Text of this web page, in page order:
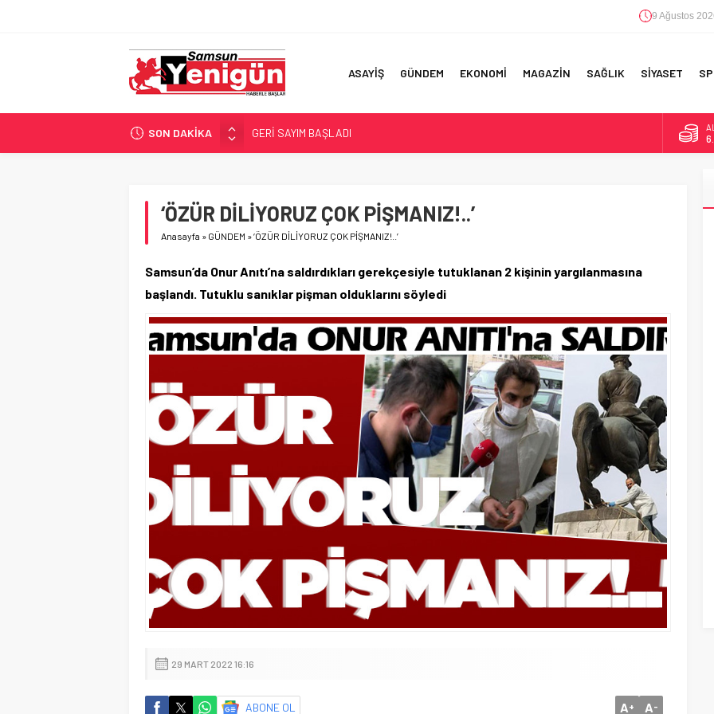
9 Ağustos
ASAYİŞ GÜNDEM EKONOMİ MAGAZİN SAĞLIK SİYASET
SON DAKİKA
GERİ SAYIM BAŞLADI
SAMSUNSPOR’DA HEDEF 5’İNCİLİK!
İŞTE FINDIK FİYATI!
YÖNETİCİ SEÇERKEN YAPILAN EN BÜYÜK HATALAR
‘ÖZÜR DİLİYORUZ ÇOK PİŞMANIZ!..’
Anasayfa » GÜNDEM »‘ÖZÜR DİLİYORUZ ÇOK PİŞMANIZ!..’
Samsun’da Onur Anıtı’na saldırdıkları gerekçesiyle tutuklanan 2 kişinin yargılanmasına
başlandı. Tutuklu sanıklar pişman olduklarını söyledi
29 MART 2022 16:16
ABONE OL A+ A-